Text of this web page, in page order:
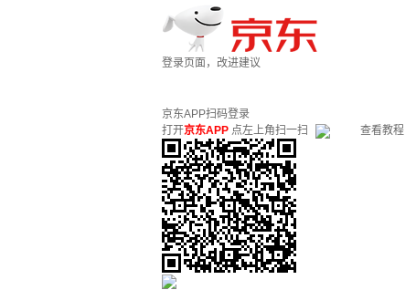
登录页面，改进建议
京东APP扫码登录
打开京东APP 点左上角扫一扫 查看教程